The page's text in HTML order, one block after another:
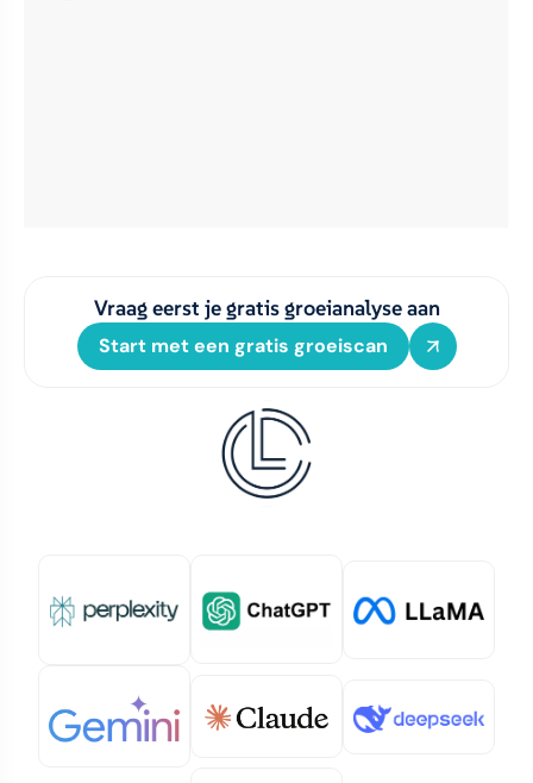
Vraag eerst je gratis groeianalyse aan
Start met een gratis groeiscan